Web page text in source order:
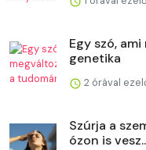
Egy szó,
genetika
2 órával
Szúrja a
ózon is